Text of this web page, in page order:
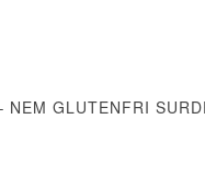
NEM GLUTENFRI